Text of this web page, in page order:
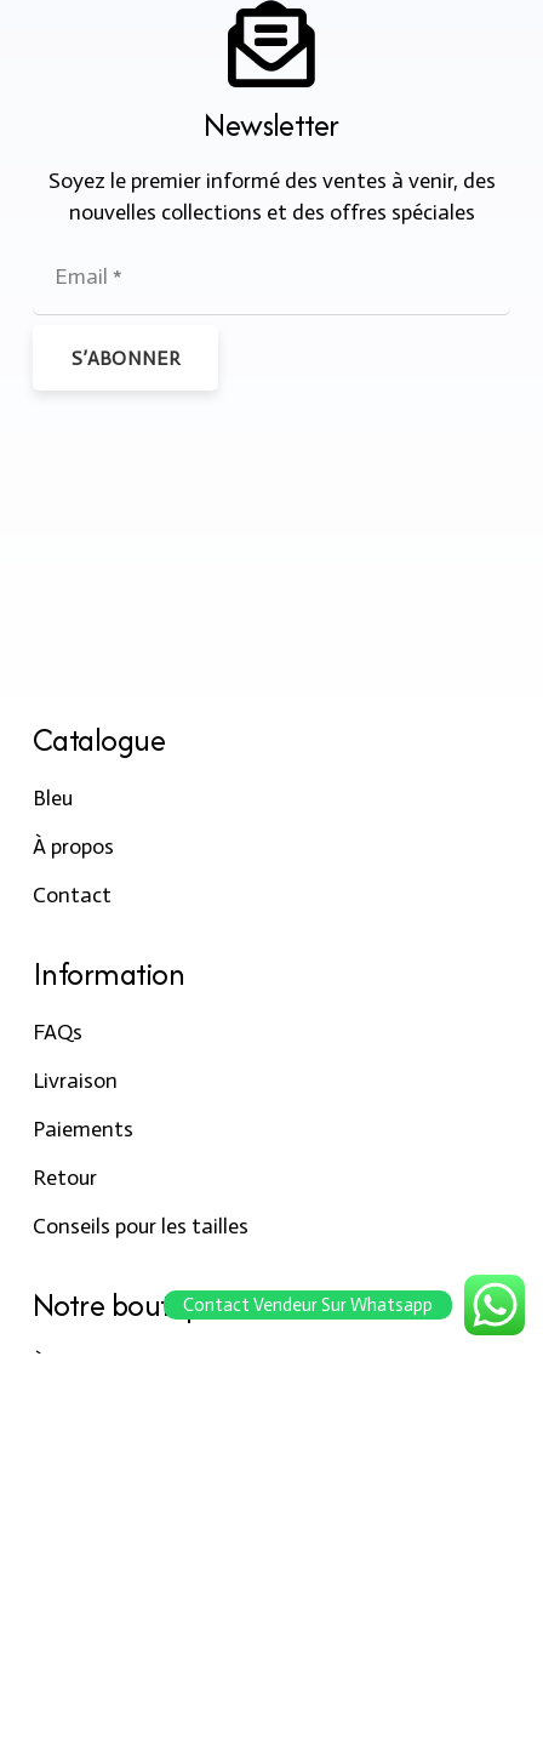
Newsletter
Soyez le premier informé des ventes à venir, des
nouvelles collections et des offres spéciales
S’ABONNER
Catalogue
Bleu
À propos
Contact
Information
FAQs
Livraison
Paiements
Retour
Conseils pour les tailles
Notre boutiqueContact Vendeur Sur Whatsapp